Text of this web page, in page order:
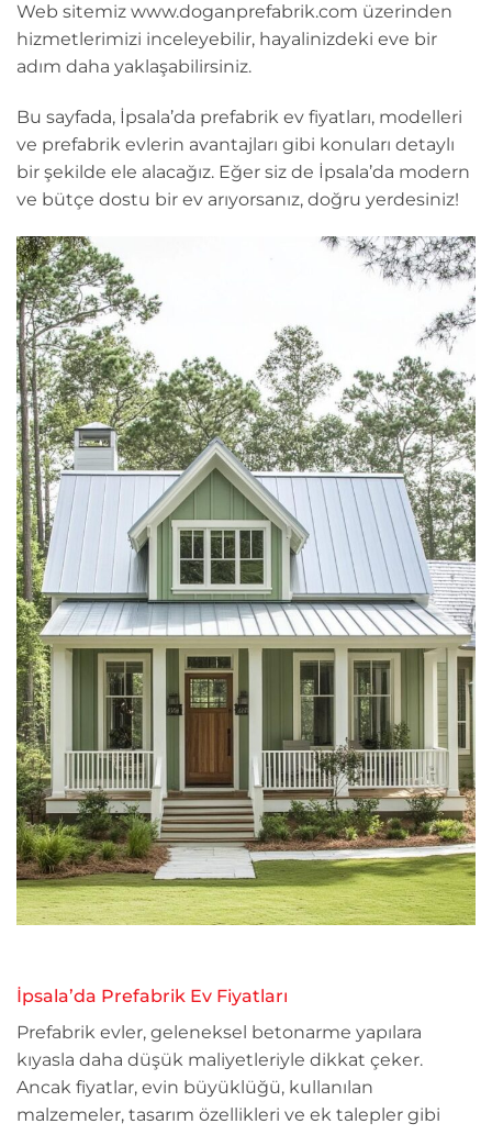
Web sitemiz www.doganprefabrik.com üzerinden
hizmetlerimizi inceleyebilir, hayalinizdeki eve bir
adım daha yaklaşabilirsiniz.
Bu sayfada, İpsala’da prefabrik ev fiyatları, modelleri
ve prefabrik evlerin avantajları gibi konuları detaylı
bir şekilde ele alacağız. Eğer siz de İpsala’da modern
ve bütçe dostu bir ev arıyorsanız, doğru yerdesiniz!
İpsala’da Prefabrik Ev Fiyatları
Prefabrik evler, geleneksel betonarme yapılara
kıyasla daha düşük maliyetleriyle dikkat çeker.
Ancak fiyatlar, evin büyüklüğü, kullanılan
malzemeler, tasarım özellikleri ve ek talepler gibi